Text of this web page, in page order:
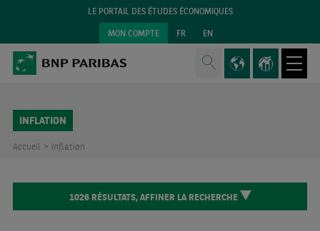
LE PORTAIL DES ÉTUDES ÉCONOMIQUES
MON COMPTE FR EN
INFLATION
Accueil > Inflation
1026 RÉSULTATS, AFFINER LA RECHERCHE